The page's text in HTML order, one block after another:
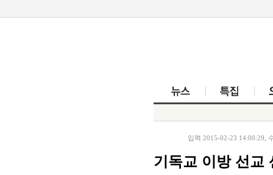
입력 2015-02-23 14:00:29,
기독교 이방 선교